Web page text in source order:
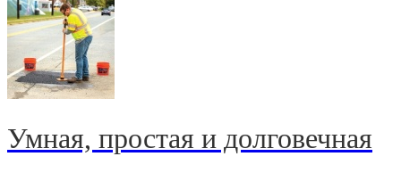
Умная, простая и долговечная